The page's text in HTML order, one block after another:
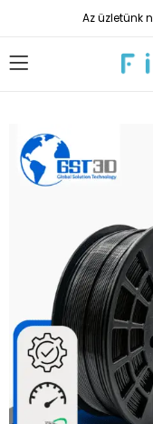
Az üzletünk